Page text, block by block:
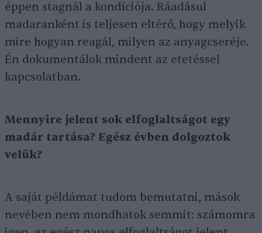
éppen stagnál a kondíciója. Ráadásul
madaranként is teljesen eltérő, hogy melyik
mire hogyan reagál, milyen az anyagcseréje.
Én dokumentálok mindent az etetéssel
kapcsolatban.
Mennyire jelent sok elfoglaltságot egy
madár tartása? Egész évben dolgoztok
velük?
A saját példámat tudom bemutatni, mások
nevében nem mondhatok semmit: számomra